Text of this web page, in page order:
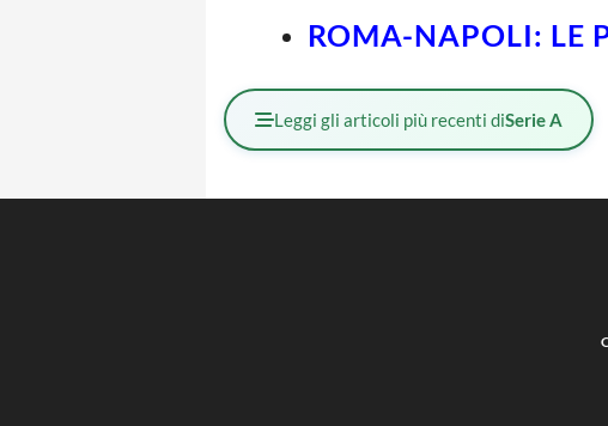
ROMA-NAPOLI: LE
Leggi gli articoli più recenti diSerie A